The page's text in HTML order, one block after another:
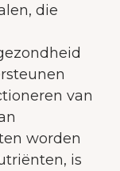
die
van
worden
is